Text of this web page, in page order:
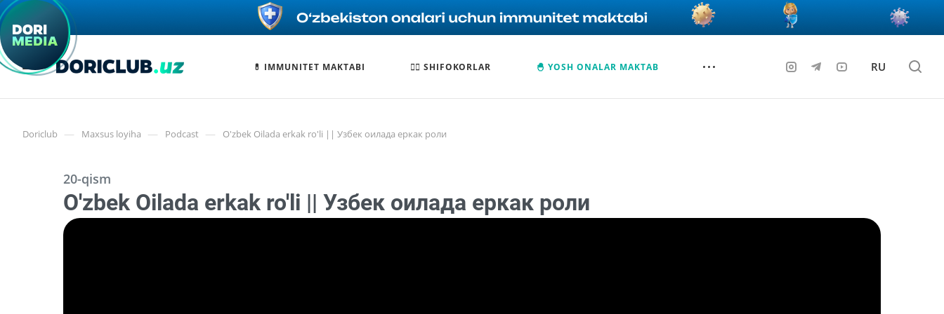
💊 IMMUNITET MAKTABI 🧑‍⚕️ SHIFOKORLAR 🐣 YOSH ONALAR MAKTAB RU
Doriclub — Maxsus loyiha — Podcast — O'zbek Oilada erkak ro'li || Узбек оилада еркак роли
20-qism
O'zbek Oilada erkak ro'li || Узбек оилада еркак роли